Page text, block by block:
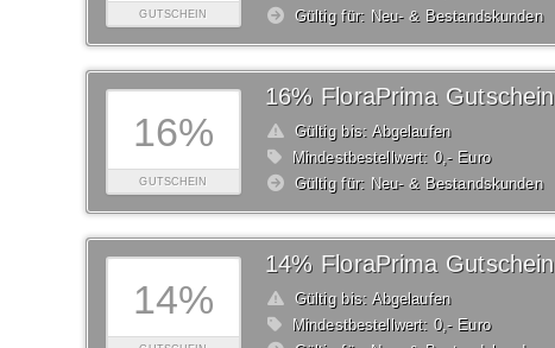
GUTSCHEIN
Gültig für: Neu- & Bestandskunden
16%
GUTSCHEIN
16% FloraPrima Gutschein
Gültig bis: Abgelaufen
Mindestbestellwert: 0,- Euro
Gültig für: Neu- & Bestandskunden
14%
14% FloraPrima Gutschein
Gültig bis: Abgelaufen
Mindestbestellwert: 0,- Euro